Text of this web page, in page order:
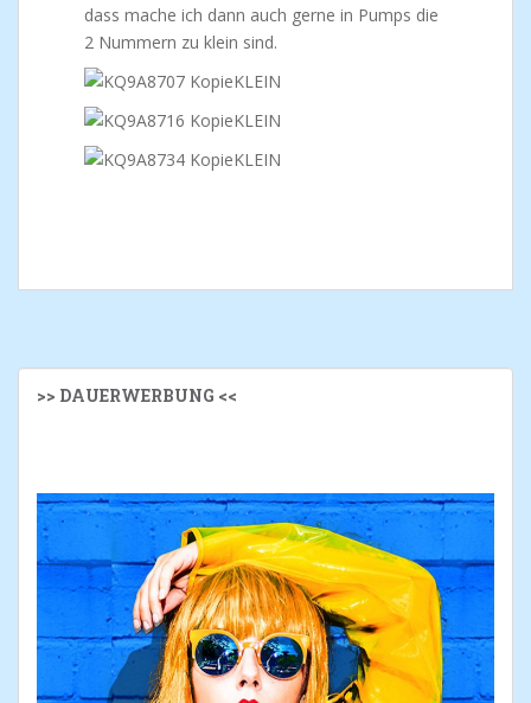
dass mache ich dann auch gerne in Pumps die
2 Nummern zu klein sind.
>> DAUERWERBUNG <<